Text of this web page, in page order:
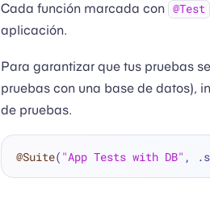
Cada función marcada con @Test
aplicación.
Para garantizar que tus pruebas
pruebas con una base de datos),
de pruebas.
@Suite( "App Tests with DB"